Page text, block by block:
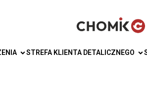
STREFA KLIENTA DETALICZNEGO